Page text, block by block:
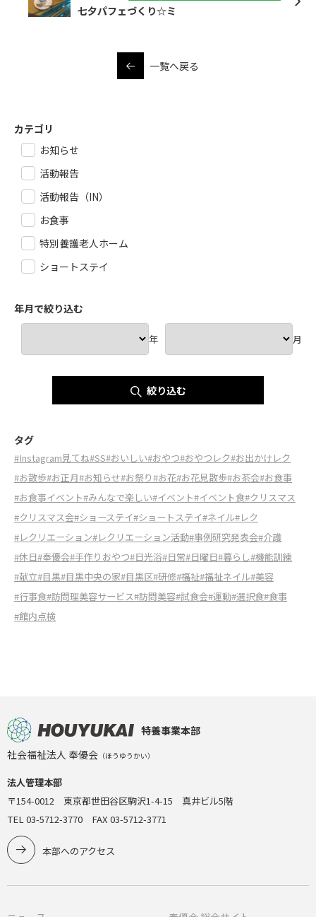
七夕パフェづくり☆ミ
一覧へ戻る
カテゴリ
お知らせ
活動報告
活動報告（IN）
お食事
特別養護老人ホーム
ショートステイ
年月で絞り込む
年 月
絞り込む
タグ
#Instagram見てね#SS#おいしい#おやつ#おやつレク#お出かけレク
#お散歩#お正月#お知らせ#お祭り#お花#お花見散歩#お茶会#お食事
#お食事イベント#みんなで楽しい#イベント#イベント食#クリスマス
#クリスマス会#ショーステイ#ショートステイ#ネイル#レク
#レクリエーション#レクリエーション活動#事例研究発表会#介護
#休日#奉優会#手作りおやつ#日光浴#日常#日曜日#暮らし#機能訓練
#献立#目黒#目黒中央の家#目黒区#研修#福祉#福祉ネイル#美容
#行事食#訪問理美容サービス#訪問美容#試食会#運動#選択食#食事
#館内点検
特養事業本部
社会福祉法人 奉優会 （ほうゆうかい）
法人管理本部
〒154-0012 東京都世田谷区駒沢1-4-15 真井ビル5階
TEL 03-5712-3770 FAX 03-5712-3771
本部へのアクセス